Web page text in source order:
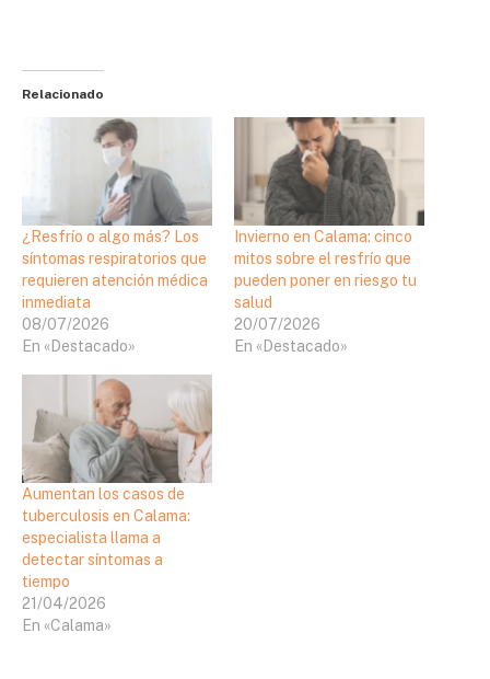
Relacionado
¿Resfrío o algo más? Los
síntomas respiratorios que
requieren atención médica
inmediata
08/07/2026
En «Destacado»
Invierno en Calama: cinco
mitos sobre el resfrío que
pueden poner en riesgo tu
salud
20/07/2026
En «Destacado»
Aumentan los casos de
tuberculosis en Calama:
especialista llama a
detectar síntomas a
tiempo
21/04/2026
En «Calama»